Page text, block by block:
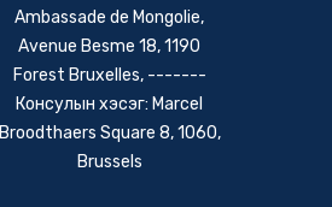
Ambassade de Mongolie,
Avenue Besme 18, 1190
Forest Bruxelles, -------
Консулын хэсэг: Marcel
Broodthaers Square 8, 1060,
Brussels